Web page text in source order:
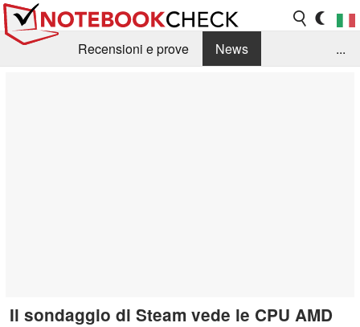
Recensioni e prove
News
...
Il sondaggio di Steam vede le CPU AMD